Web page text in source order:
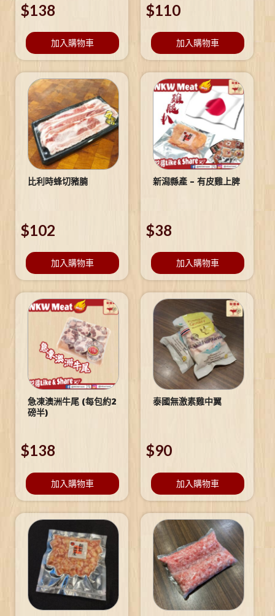
$138
加入購物車
$110
加入購物車
比利時蜂切豬腩
$102
加入購物車
新潟縣產 – 有皮雞上脾
$38
加入購物車
急凍澳洲牛尾 (每包約2
磅半)
$138
加入購物車
泰國無激素雞中翼
$90
加入購物車